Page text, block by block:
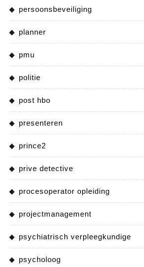
persoonsbeveiliging
planner
pmu
politie
post hbo
presenteren
prince2
prive detective
procesoperator opleiding
projectmanagement
psychiatrisch verpleegkundige
psycholoog